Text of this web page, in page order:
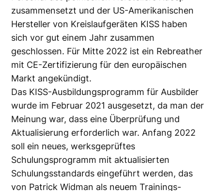
zusammensetzt und der US-Amerikanischen
Hersteller von Kreislaufgeräten KISS haben
sich vor gut einem Jahr zusammen
geschlossen. Für Mitte 2022 ist ein Rebreather
mit CE-Zertifizierung für den europäischen
Markt angekündigt.
Das KISS-Ausbildungsprogramm für Ausbilder
wurde im Februar 2021 ausgesetzt, da man der
Meinung war, dass eine Überprüfung und
Aktualisierung erforderlich war. Anfang 2022
soll ein neues, werksgeprüftes
Schulungsprogramm mit aktualisierten
Schulungsstandards eingeführt werden, das
von Patrick Widman als neuem Trainings-